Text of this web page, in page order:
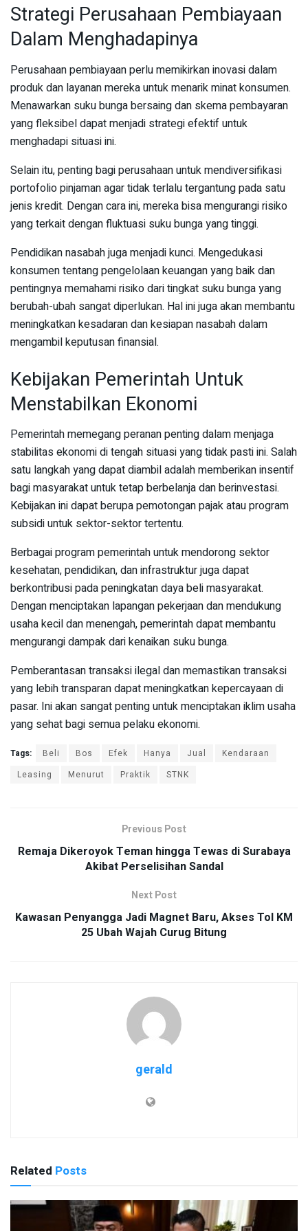
Strategi Perusahaan Pembiayaan
Dalam Menghadapinya
Perusahaan pembiayaan perlu memikirkan inovasi dalam
produk dan layanan mereka untuk menarik minat konsumen.
Menawarkan suku bunga bersaing dan skema pembayaran
yang fleksibel dapat menjadi strategi efektif untuk
menghadapi situasi ini.
Selain itu, penting bagi perusahaan untuk mendiversifikasi
portofolio pinjaman agar tidak terlalu tergantung pada satu
jenis kredit. Dengan cara ini, mereka bisa mengurangi risiko
yang terkait dengan fluktuasi suku bunga yang tinggi.
Pendidikan nasabah juga menjadi kunci. Mengedukasi
konsumen tentang pengelolaan keuangan yang baik dan
pentingnya memahami risiko dari tingkat suku bunga yang
berubah-ubah sangat diperlukan. Hal ini juga akan membantu
meningkatkan kesadaran dan kesiapan nasabah dalam
mengambil keputusan finansial.
Kebijakan Pemerintah Untuk
Menstabilkan Ekonomi
Pemerintah memegang peranan penting dalam menjaga
stabilitas ekonomi di tengah situasi yang tidak pasti ini. Salah
satu langkah yang dapat diambil adalah memberikan insentif
bagi masyarakat untuk tetap berbelanja dan berinvestasi.
Kebijakan ini dapat berupa pemotongan pajak atau program
subsidi untuk sektor-sektor tertentu.
Berbagai program pemerintah untuk mendorong sektor
kesehatan, pendidikan, dan infrastruktur juga dapat
berkontribusi pada peningkatan daya beli masyarakat.
Dengan menciptakan lapangan pekerjaan dan mendukung
usaha kecil dan menengah, pemerintah dapat membantu
mengurangi dampak dari kenaikan suku bunga.
Pemberantasan transaksi ilegal dan memastikan transaksi
yang lebih transparan dapat meningkatkan kepercayaan di
pasar. Ini akan sangat penting untuk menciptakan iklim usaha
yang sehat bagi semua pelaku ekonomi.
Tags: Beli Bos Efek Hanya Jual
Kendaraan
Leasing
Menurut Praktik STNK
Previous Post
Remaja Dikeroyok Teman hingga Tewas di Surabaya
Akibat Perselisihan Sandal
Next Post
Kawasan Penyangga Jadi Magnet Baru, Akses Tol KM
25 Ubah Wajah Curug Bitung
gerald
Related Posts